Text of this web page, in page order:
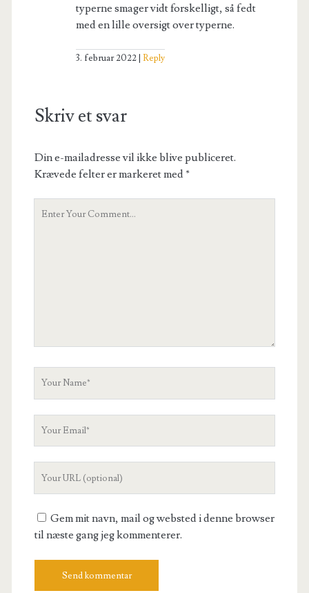
typerne smager vidt forskelligt, så fedt
med en lille oversigt over typerne.
3. februar 2022 Reply
Skriv et svar
Din e-mailadresse vil ikke blive publiceret.
Krævede felter er markeret med*
Gem mit navn, mail og websted i denne browser
til næste gang jeg kommenterer.